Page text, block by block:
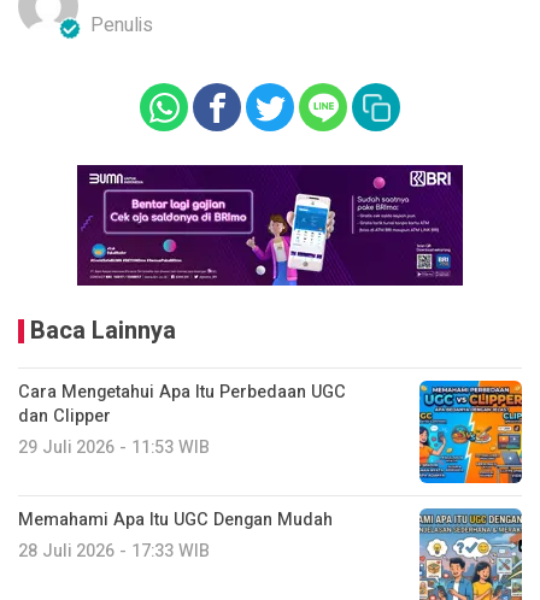
Penulis
Baca Lainnya
Cara Mengetahui Apa Itu Perbedaan UGC
dan Clipper
29 Juli 2026 - 11:53 WIB
Memahami Apa Itu UGC Dengan Mudah
28 Juli 2026 - 17:33 WIB